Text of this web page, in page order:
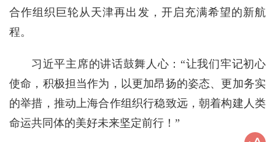
合作组织巨轮从天津再出发，开启充满希望的新航
程。
习近平主席的讲话鼓舞人心：“让我们牢记初心
使命，积极担当作为，以更加昂扬的姿态、更加务实
的举措，推动上海合作组织行稳致远，朝着构建人类
命运共同体的美好未来坚定前行！”